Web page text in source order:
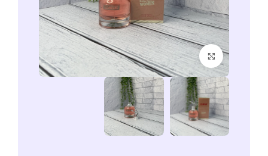
برای بزرگنمایی کلیک کنید